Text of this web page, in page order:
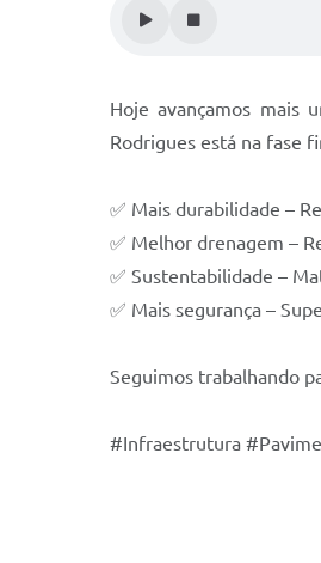
Hoje avançamos mais
Rodrigues está na fase
✅ Mais durabilidade –
✅ Melhor drenagem –
✅ Sustentabilidade –
✅ Mais segurança –
Seguimos trabalhando
#Infraestrutura